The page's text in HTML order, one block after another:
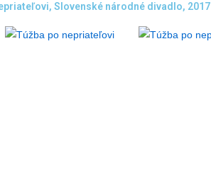
Slovenské národné divadlo, 2017